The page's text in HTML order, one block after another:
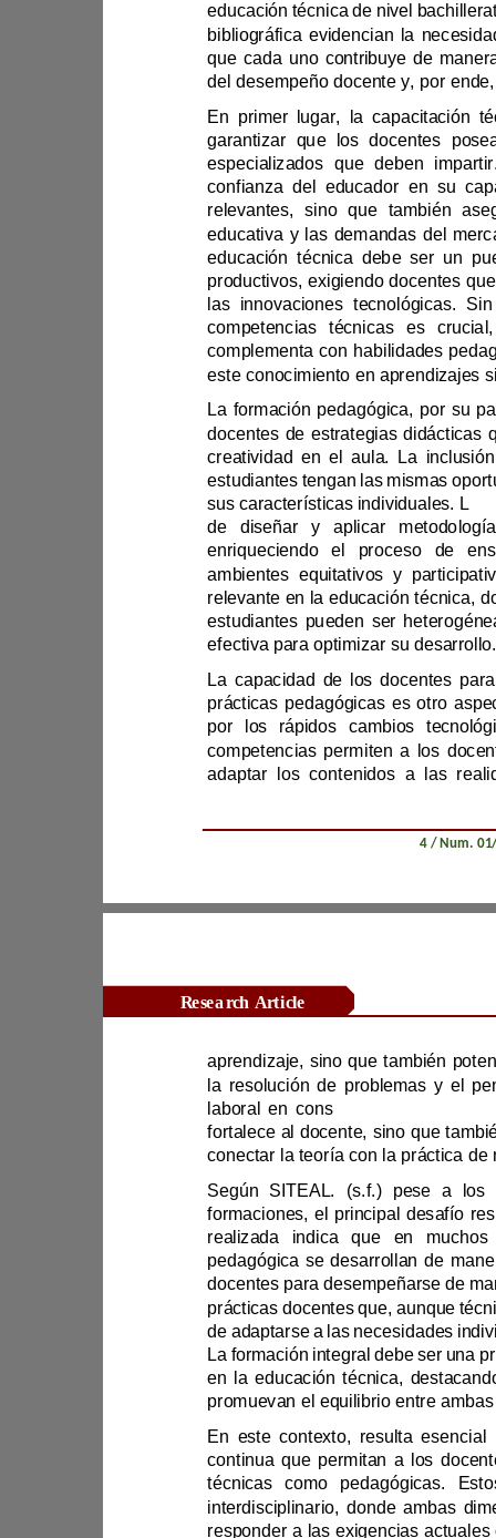
Revista Científica Zambos / Vol. 04
confianza del educador
estudi
sus características individuales. L
enriqueciendo el proce
efectiva para optimizar su desarrollo.
competencias permi
Research Article
laboral en cons
SITEAL. (s.f.) p
de adaptarse a las necesida
La
interdisciplinario, dond